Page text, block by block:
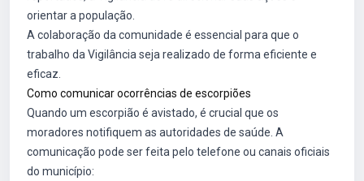
orientar a população.
A colaboração da comunidade é essencial para que o
trabalho da Vigilância seja realizado de forma eficiente e
eficaz.
Como comunicar ocorrências de escorpiões
Quando um escorpião é avistado, é crucial que os
moradores notifiquem as autoridades de saúde. A
comunicação pode ser feita pelo telefone ou canais oficiais
do município: